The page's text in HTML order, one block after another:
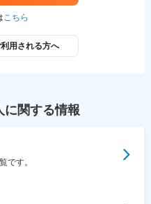
こちら
用される方へ
に関する情報
です。